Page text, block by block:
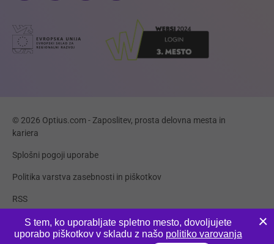
© 2026 Optius.com - Zaposlitev, prosta delovna mesta in
kariera
Splošni pogoji uporabe
Politika varstva zasebnosti in piškotkov
RSS
Piškotki
S tem, ko uporabljate spletno mesto, dovoljujete
uporabo piškotkov v skladu z našo politiko varovanja